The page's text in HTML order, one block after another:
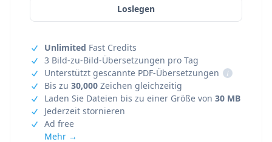
Loslegen
Unlimited Fast Credits
3 Bild-zu-Bild-Übersetzungen pro Tag
Unterstützt gescannte PDF-Übersetzungen
i
Bis zu 30,000 Zeichen gleichzeitig
Laden Sie Dateien bis zu einer Größe von 30 MB
Jederzeit stornieren
Ad free
Mehr →